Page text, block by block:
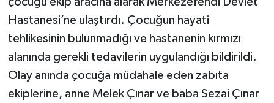
Hastanesi’ne ulaştırdı. Çocuğun hayati
tehlikesinin bulunmadığı ve hastanenin kırmızı
alanında gerekli tedavilerin uygulandığı bildirildi.
Olay anında çocuğa müdahale eden zabıta
ekiplerine, anne Melek Çınar ve baba Sezai Çınar